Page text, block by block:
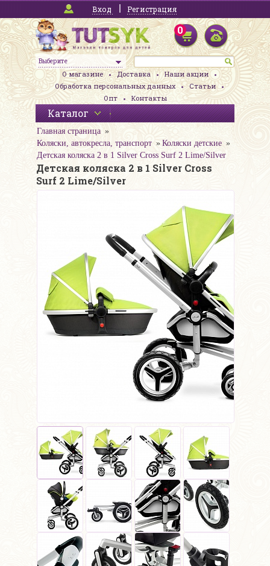
Вход Регистрация
Выберите
0
О магазине Доставка
Наши акции
Обработка персональных данных
Статьи
Опт
Контакты
Каталог
Главная страница
Коляски, автокресла, транспорт
Коляски детские
Детская коляска 2 в 1 Silver Cross Surf 2 Lime/Silver
Детская коляска 2 в 1 Silver Cross
Surf 2 Lime/Silver